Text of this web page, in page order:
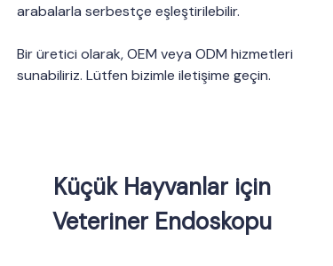
arabalarla serbestçe eşleştirilebilir.
Bir üretici olarak, OEM veya ODM hizmetleri
sunabiliriz. Lütfen bizimle iletişime geçin.
Küçük Hayvanlar için
Veteriner Endoskopu